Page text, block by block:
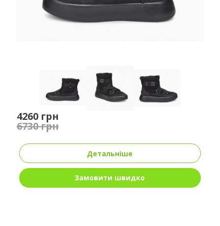
4260 грн
6730 грн
Детальніше
Замовити швидко